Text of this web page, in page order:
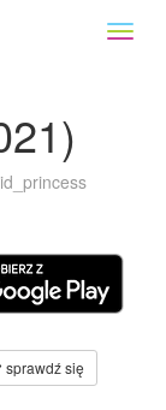
sprawdź się